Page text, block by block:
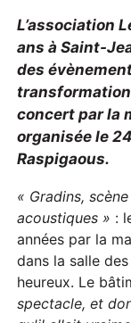
L’association
ans à Saint-
des
concert par la
organisée le
Raspigaous.
« Gradins,
acoustiques » :
années par la
dans la salle
heureux. Le
spectacle, et